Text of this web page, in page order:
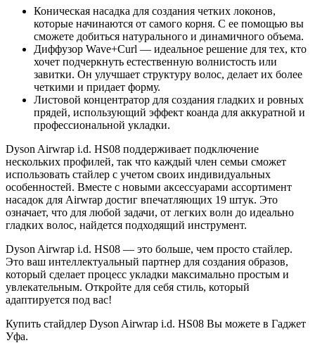
Коническая насадка для создания четких локонов,
которые начинаются от самого корня. С ее помощью вы
сможете добиться натурального и динамичного объема.
Диффузор Wave+Curl — идеальное решение для тех, кто
хочет подчеркнуть естественную волнистость или
завитки. Он улучшает структуру волос, делает их более
четкими и придает форму.
Листовой концентратор для создания гладких и ровных
прядей, использующий эффект коанда для аккуратной и
профессиональной укладки.
Dyson Airwrap i.d. HS08 поддерживает подключение
нескольких профилей, так что каждый член семьи сможет
использовать стайлер с учетом своих индивидуальных
особенностей. Вместе с новыми аксессуарами ассортимент
насадок для Airwrap достиг впечатляющих 19 штук. Это
означает, что для любой задачи, от легких волн до идеально
гладких волос, найдется подходящий инструмент.
Dyson Airwrap i.d. HS08 — это больше, чем просто стайлер.
Это ваш интеллектуальный партнер для создания образов,
который сделает процесс укладки максимально простым и
увлекательным. Откройте для себя стиль, который
адаптируется под вас!
Купить стайдлер Dyson Airwrap i.d. HS08 Вы можете в Гаджет
Уфа.